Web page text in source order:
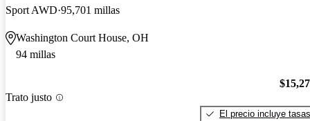
Sport AWD 95,701 millas
Washington Court House, OH
94 millas
Trato justo
El precio incluye tasas